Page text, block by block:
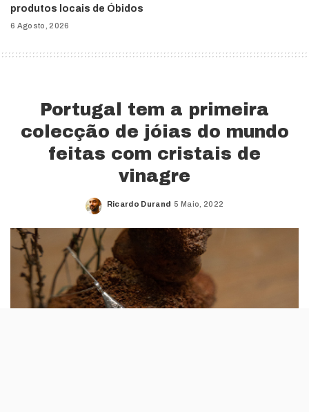
produtos locais de Óbidos
6 Agosto, 2026
Portugal tem a primeira
colecção de jóias do mundo
feitas com cristais de
vinagre
Posted
Ricardo Durand 5 Maio, 2022